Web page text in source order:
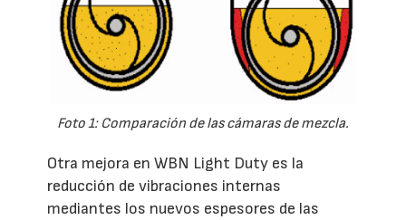
Foto 1: Comparación de las cámaras de mezcla.
Otra mejora en WBN Light Duty es la
reducción de vibraciones internas
mediantes los nuevos espesores de las